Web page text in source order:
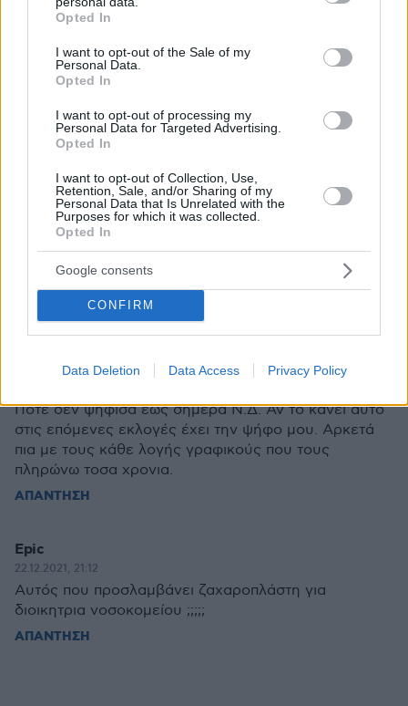
grant or deny consent to Google and its third-party tags to
use your data for below specified purposes in below Google
consent section.
Opted In
I want to opt-out of the Sale of my
Personal Data.
Opted In
I want to opt-out of processing my
Personal Data for Targeted Advertising.
Opted In
I want to opt-out of Collection, Use,
Retention, Sale, and/or Sharing of my
Personal Data that Is Unrelated with the
Purposes for which it was collected.
Opted In
Google consents
CONFIRM
Data Deletion Data Access Privacy Policy
Νεοδημοκρατης
22.12.2021, 21:39
Κυριακο,κλεισε τώρα το ΕΣΥ. Εμείς θα είμαστε διπλα
ΑΠΑΝΤΗΣΗ
22.12.2021, 21:34
Η εμβόλιο ή χωρίς ψωμί. Πραγματικά ότι πιο τραγικό .
Αλλά τουλάχιστον δείχνετε ποιοι πραγματικά είστε
Γιατί ακούω πολλά ψυχοπονιαρικα τελευταία ότι
νοιάζεστε για το δημόσιο καλό κι ενδιαφέρεστε για
μας ... Μην ξερασω
ΑΠΑΝΤΗΣΗ
Αριστερός από κούνια.
Ποτέ δεν ψήφισα έως σήμερα Ν.Δ. Αν το κάνει αυτό
στις επόμενες εκλογές έχει την ψήφο μου. Αρκετά
πια με τους κάθε λογής γραφικούς που τους
πληρώνω τοσα χρονια.
ΑΠΑΝΤΗΣΗ
Epic
22.12.2021, 21:12
Αυτός που προσλαμβάνει ζαχαροπλάστη για
διοικητρια νοσοκομείου ;;;;;
ΑΠΑΝΤΗΣΗ